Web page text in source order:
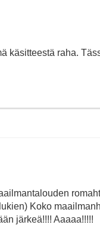
käsitteestä raha.
Koko
järkeä!!!! Aaaaa!!!!!